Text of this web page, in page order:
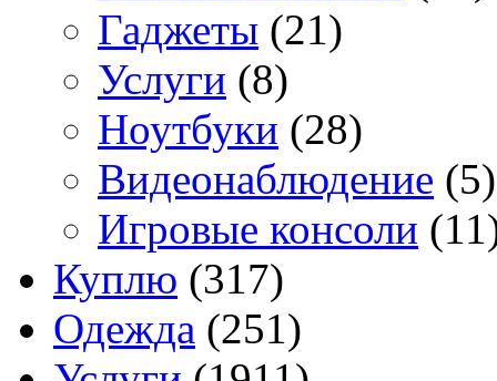
Гаджеты (21)
Услуги (8)
Ноутбуки (28)
Видеонаблюдение (5)
Игровые консоли
Куплю (317)
Одежда (251)